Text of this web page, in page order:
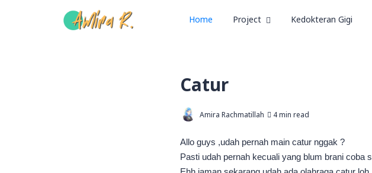
Home Project Kedokteran Gigi
Catur
Amira Rachmatillah 4 min read
Allo guys ,udah pernah main catur nggak ?
Pasti udah pernah kecuali yang blum brani coba